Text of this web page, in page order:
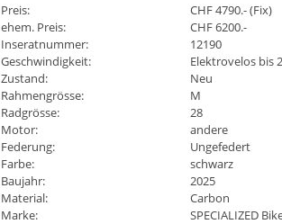
Preis: CHF4790.- (Fix)
ehem. Preis:
CHF 6200.-
Inseratnummer:
12190
Geschwindigkeit:
Elektrovelos bis
Zustand:
Neu
Rahmengrösse:
M
Radgrösse:
28
Motor:
andere
Federung:
Ungefedert
Farbe:
schwarz
Baujahr:
2025
Material:
Carbon
Marke:
SPECIALIZED